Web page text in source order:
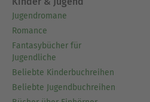
Jugendromane
Romance
Fantasybücher für
Jugendliche
Beliebte Kinderbuchreihen
Beliebte Jugendbuchreihen